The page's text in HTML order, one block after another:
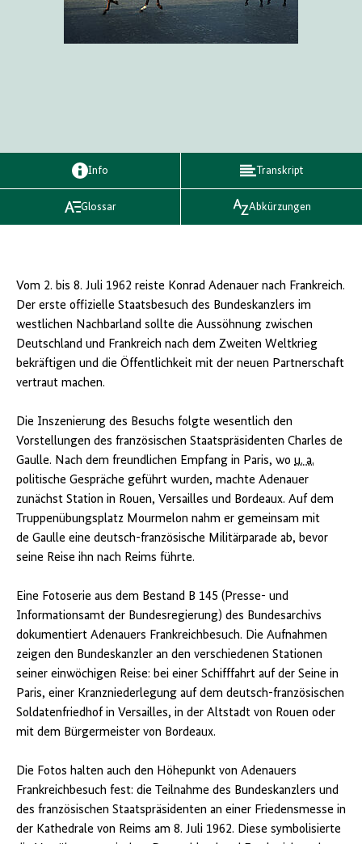
Info Transkript
Glossar Abkürzungen
Vom 2. bis 8. Juli 1962 reiste Konrad Adenauer nach Frankreich.
Der erste offizielle Staatsbesuch des Bundeskanzlers im
westlichen Nachbarland sollte die Aussöhnung zwischen
Deutschland und Frankreich nach dem Zweiten Weltkrieg
bekräftigen und die Öffentlichkeit mit der neuen Partnerschaft
vertraut machen.
Die Inszenierung des Besuchs folgte wesentlich den
Vorstellungen des französischen Staatspräsidenten Charles de
Gaulle. Nach dem freundlichen Empfang in Paris, wo u. a.
politische Gespräche geführt wurden, machte Adenauer
zunächst Station in Rouen, Versailles und Bordeaux. Auf dem
Truppenübungsplatz Mourmelon nahm er gemeinsam mit
de Gaulle eine deutsch-französische Militärparade ab, bevor
seine Reise ihn nach Reims führte.
Eine Fotoserie aus dem Bestand B 145 (Presse- und
Informationsamt der Bundesregierung) des Bundesarchivs
dokumentiert Adenauers Frankreichbesuch. Die Aufnahmen
zeigen den Bundeskanzler an den verschiedenen Stationen
seiner einwöchigen Reise: bei einer Schifffahrt auf der Seine in
Paris, einer Kranzniederlegung auf dem deutsch-französischen
Soldatenfriedhof in Versailles, in der Altstadt von Rouen oder
mit dem Bürgermeister von Bordeaux.
Die Fotos halten auch den Höhepunkt von Adenauers
Frankreichbesuch fest: die Teilnahme des Bundeskanzlers und
des französischen Staatspräsidenten an einer Friedensmesse in
der Kathedrale von Reims am 8. Juli 1962. Diese symbolisierte